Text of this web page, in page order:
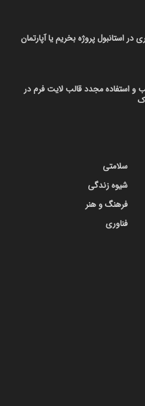
در استانبول پروژه بخریم یا آپارتمان
استفاده مجدد قالب لایت فرم در
سلامتی
شیوه زندگی
فرهنگ و هنر
فناوری